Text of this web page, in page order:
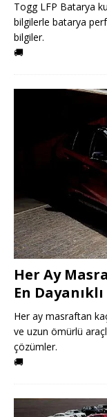
Togg LFP Batarya
bilgilerle batarya
bilgiler.
🚚
Her Ay
En
Her ay masraftan
ve uzun ömürlü
çözümler.
🚚